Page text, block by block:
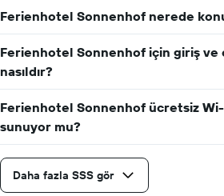
Ferienhotel Sonnenhof nerede
Ferienhotel Sonnenhof için giriş ve
nasıldır?
Ferienhotel Sonnenhof ücretsiz
sunuyor mu?
Daha fazla SSS gör